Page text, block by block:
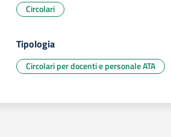
Circolari
Tipologia
Circolari per docenti e personale ATA